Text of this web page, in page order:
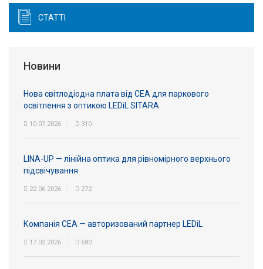
СТАТТІ
Новини
Нова світлодіодна плата від СЕА для паркового
освітлення з оптикою LEDiL SITARA
10.07.2026 310
LINA-UP — лінійна оптика для рівномірного верхнього
підсвічування
22.06.2026 272
Компанія СЕА — авторизований партнер LEDiL
17.03.2026 680